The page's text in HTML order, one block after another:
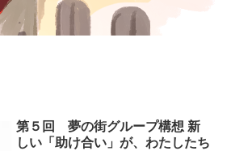
第５回 夢の街グループ構想 新
しい「助け合い」が、わたしたち